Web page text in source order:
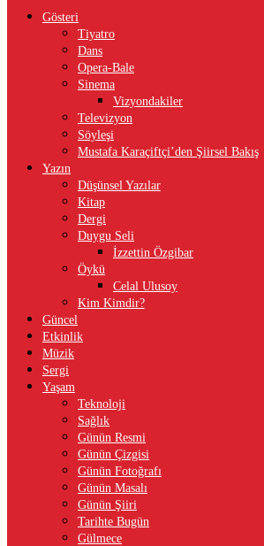
Gösteri
Tiyatro
Dans
Opera-Bale
Sinema
Vizyondakiler
Televizyon
Söyleşi
Mustafa Karaçiftçi’den Şiirsel Bakış
Yazın
Düşünsel Yazılar
Kitap
Dergi
Duygu Seli
İzzettin Özgibar
Öykü
Celal Ulusoy
Kim Kimdir?
Güncel
Etkinlik
Müzik
Sergi
Yaşam
Teknoloji
Sağlık
Günün Resmi
Günün Çizgisi
Günün Fotoğrafı
Günün Masalı
Günün Şiiri
Tarihte Bugün
Gülmece